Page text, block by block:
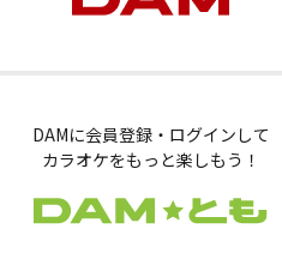
DAMに会員登録・ログインして
カラオケをもっと楽しもう！